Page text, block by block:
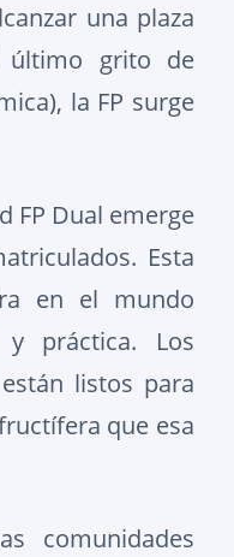
una plaza
último grito de
la FP surge
FP Dual emerge
Esta
en el mundo
práctica. Los
listos para
que esa
comunidades